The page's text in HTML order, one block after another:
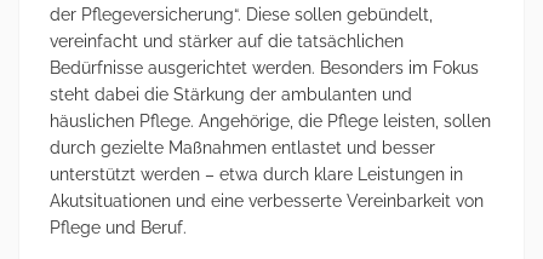
der Pflegeversicherung“. Diese sollen gebündelt,
vereinfacht und stärker auf die tatsächlichen
Bedürfnisse ausgerichtet werden. Besonders im Fokus
steht dabei die Stärkung der ambulanten und
häuslichen Pflege. Angehörige, die Pflege leisten, sollen
durch gezielte Maßnahmen entlastet und besser
unterstützt werden – etwa durch klare Leistungen in
Akutsituationen und eine verbesserte Vereinbarkeit von
Pflege und Beruf.